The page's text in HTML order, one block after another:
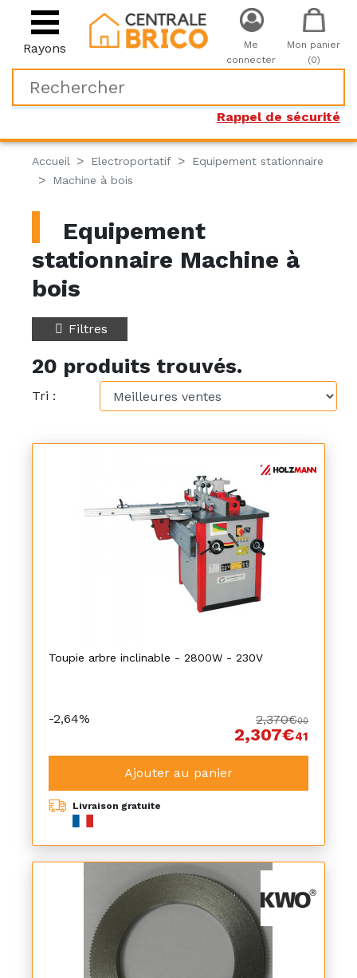
Rayons
Rappel de sécurité
Me
connecter
Mon panier
(0)
Accueil Electroportatif
Equipement stationnaire
Machine à bois
Equipement
stationnaire Machine à
bois
Filtres
20 produits trouvés.
Tri :
Toupie arbre inclinable - 2800W - 230V
-2,64% 2,370€00
2,307€41
Ajouter au panier
Livraison gratuite